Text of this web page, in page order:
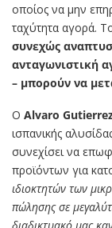
οποίος να μην
ταχύτητα αγορά.
συνεχώς
ανταγωνιστική
– μπορούν να
Ο Alvaro
ισπανικής
συνεχίσει να
προϊόντων για
ιδιοκτητών των
πώλησης σε